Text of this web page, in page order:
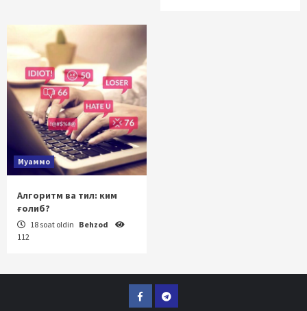
Муаммо
Алгоритм ва тил: ким
ғолиб?
18 soat oldin Behzod
112
FacebookTelegram